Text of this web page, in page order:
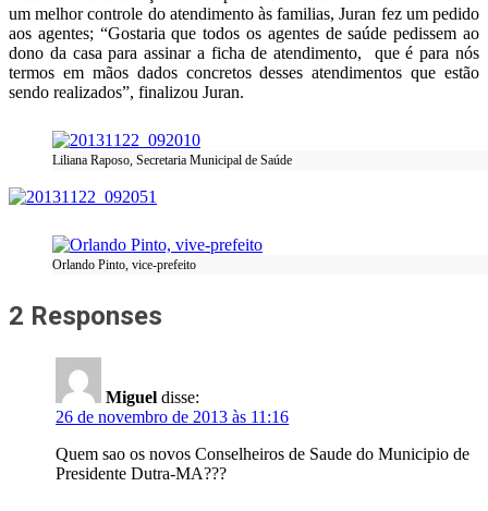
um melhor controle do atendimento às familias, Juran fez um pedido
aos agentes; “Gostaria que todos os agentes de saúde pedissem ao
dono da casa para assinar a ficha de atendimento, que é para nós
termos em mãos dados concretos desses atendimentos que estão
sendo realizados”, finalizou Juran.
Liliana Raposo, Secretaria Municipal de Saúde
Orlando Pinto, vice-prefeito
2 Responses
Miguel disse:
26 de novembro de 2013 às 11:16
Quem sao os novos Conselheiros de Saude do Municipio de
Presidente Dutra-MA???